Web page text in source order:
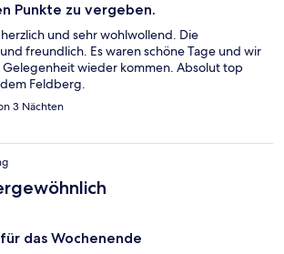
Punkte zu vergeben.
und sehr wohlwollend. Die
freundlich. Es waren schöne Tage und wir
wieder kommen. Absolut top
Feldberg.
3 Nächten
das Wochenende